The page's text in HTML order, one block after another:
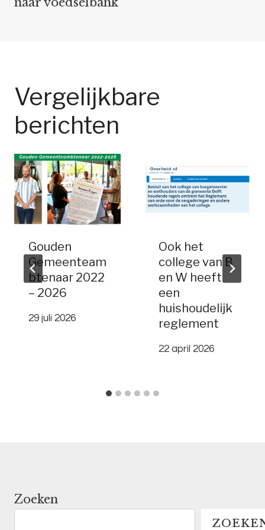
Vergelijkbare
berichten
Gouden
Gemeenteam
btenaar 2022
– 2026
29 juli 2026
Ook het
college van B
en W heeft
een
huishoudelijk
reglement
22 april 2026
Zoeken